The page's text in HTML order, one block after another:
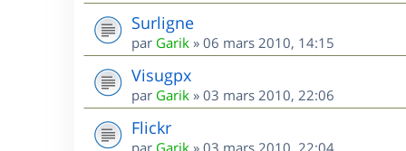
Surligne
par Garik » 06 mars 2010, 14:15
Visugpx
par Garik » 03 mars 2010, 22:06
Flickr
par Garik » 03 mars 2010, 22:04